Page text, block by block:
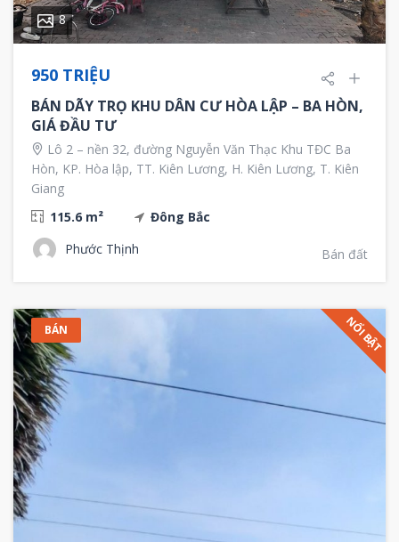
8
950 TRIỆU
BÁN DÃY TRỌ KHU DÂN CƯ HÒA LẬP – BA HÒN,
GIÁ ĐẦU TƯ
Lô 2 – nền 32, đường Nguyễn Văn Thạc Khu TĐC Ba
Hòn, KP. Hòa lập, TT. Kiên Lương, H. Kiên Lương, T. Kiên
Giang
115.6 m²
Đông Bắc
Phước Thịnh
Bán đất
BÁN NỔI BẬT